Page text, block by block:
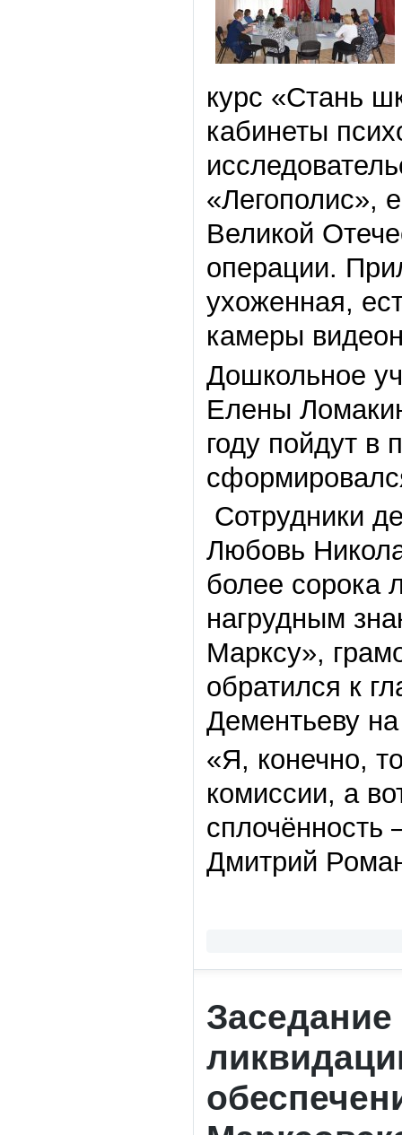
курс «Стань
кабинеты
«Легополис»,
Великой
операции.
ухоженная,
камеры
Дошкольное
Елены
году пойдут в
Сотрудники
Любовь
более сорока
нагрудным
Марксу»,
обратился к
Дементьеву
«Я, конечно,
комиссии, а
сплочённость
Дмитрий